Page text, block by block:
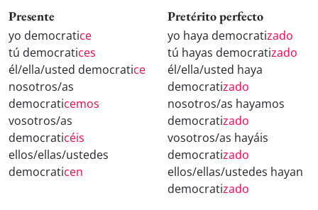
Presente
yo democratice
tú democratices
él/ella/usted democratice
nosotros/as
democraticemos
vosotros/as
democraticéis
ellos/ellas/ustedes
democraticen
Pretérito perfecto
yo haya democratizado
tú hayas democratizado
él/ella/usted haya
democratizado
nosotros/as hayamos
democratizado
vosotros/as hayáis
democratizado
ellos/ellas/ustedes hayan
democratizado